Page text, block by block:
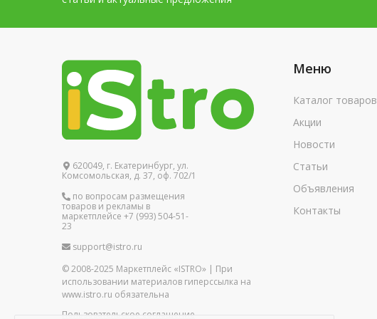
620049, г. Екатеринбург, ул.
Комсомольская, д. 37, оф. 702/1
по вопросам размещения
товаров и рекламы в
маркетплейсе +7 (993) 504-51-
23
support@istro.ru
© 2008-2025 Маркетплейс «ISTRO» | При
использовании материалов гиперссылка на
www.istro.ru обязательна
Пользовательское соглашение
Меню
Каталог товаров
Акции
Новости
Статьи
Объявления
Контакты